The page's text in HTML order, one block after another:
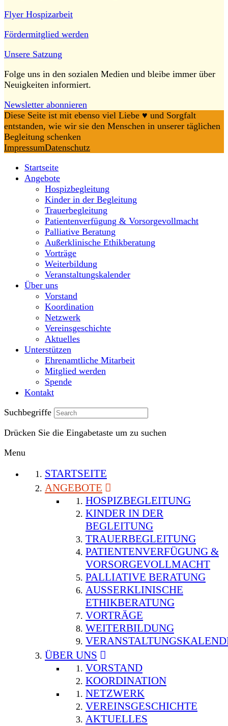
Flyer Hospizarbeit
Fördermitglied werden
Unsere Satzung
Folge uns in den sozialen Medien und bleibe immer über
Neuigkeiten informiert.
Newsletter abonnieren
Diese Seite ist mit ebenso viel Liebe ♥️ und Sorgfalt
entstanden, wie wir sie den Menschen in unserer täglichen
Begleitung schenken
ImpressumDatenschutz
Startseite
Angebote
Hospizbegleitung
Kinder in der Begleitung
Trauerbegleitung
Patientenverfügung & Vorsorgevollmacht
Palliative Beratung
Außerklinische Ethikberatung
Vorträge
Weiterbildung
Veranstaltungskalender
Über uns
Vorstand
Koordination
Netzwerk
Vereinsgeschichte
Aktuelles
Unterstützen
Ehrenamtliche Mitarbeit
Mitglied werden
Spende
Kontakt
Suchbegriffe
Drücken Sie die Eingabetaste um zu suchen
Menu
STARTSEITE
ANGEBOTE
HOSPIZBEGLEITUNG
KINDER IN DER
BEGLEITUNG
TRAUERBEGLEITUNG
PATIENTENVERFÜGUNG &
VORSORGEVOLLMACHT
PALLIATIVE BERATUNG
AUSSERKLINISCHE E
THIKBERATUNG
VORTRÄGE
WEITERBILDUNG
ÜBER UNS
VORSTAND
KOORDINATION
NETZWERK
VEREINSGESCHICHTE
AKTUELLES